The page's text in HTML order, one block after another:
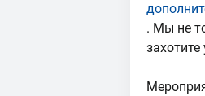
. Мы не